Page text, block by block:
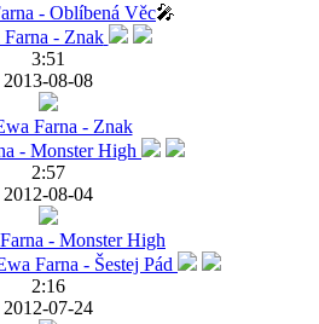
- Oblíbená Věc🎤
3:51
2013-08-08
Farna - Znak
2:57
2012-08-04
- Monster High
2:16
2012-07-24